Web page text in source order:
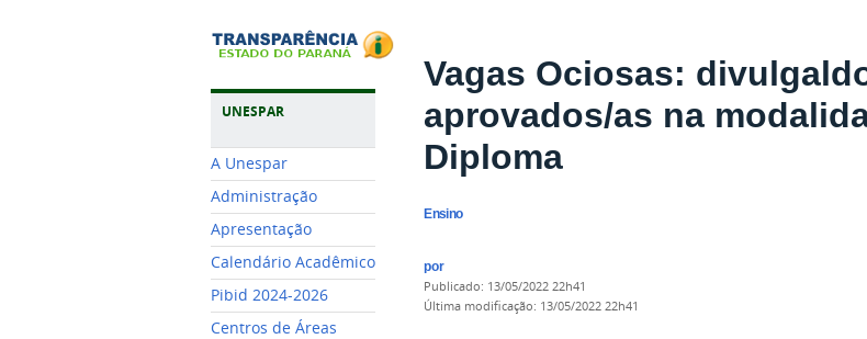
UNESPAR
A Unespar
Administração
Apresentação
Calendário Acadêmico
Pibid 2024-2026
Centros de Áreas
Vagas Ociosas:
aprovados/as na
Diploma
Ensino
por
publicado: 13/05/2022 22h41
última modificação: 13/05/2022 22h41